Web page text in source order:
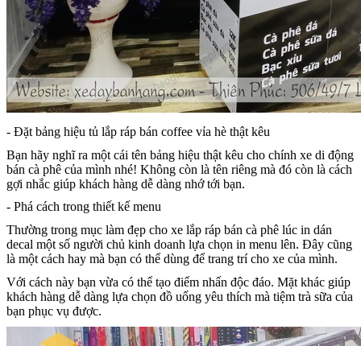
- Đặt bảng hiệu tủ lắp ráp bán coffee vỉa hè thật kêu
Bạn hãy nghĩ ra một cái tên bảng hiệu thật kêu cho chính xe di động
bán cà phê của mình nhé! Không còn là tên riêng mà đó còn là cách
gợi nhắc giúp khách hàng dễ dàng nhớ tới bạn.
- Phá cách trong thiết kế menu
Thường trong mục làm đẹp cho xe lắp ráp bán cà phê lúc in dán
decal một số người chủ kinh doanh lựa chọn in menu lên. Đây cũng
là một cách hay mà bạn có thể dùng để trang trí cho xe của mình.
Với cách này bạn vừa có thể tạo điểm nhấn độc đáo. Mặt khác giúp
khách hàng dễ dàng lựa chọn đồ uống yêu thích mà tiệm trà sữa của
bạn phục vụ được.